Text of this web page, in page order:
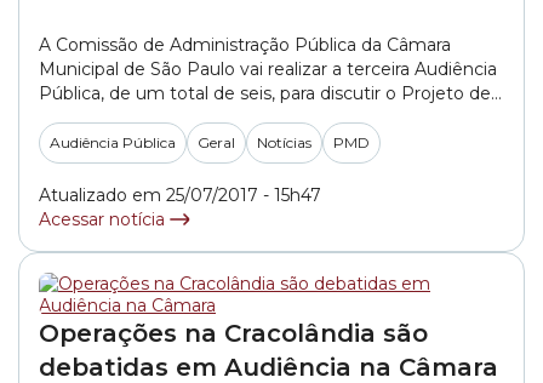
A Comissão de Administração Pública da Câmara
Municipal de São Paulo vai realizar a terceira Audiência
Pública, de um total de seis, para discutir o Projeto de
Lei (PL) 367/2017, do Executivo. A proposta prevê um
pacote de concessões de equipamentos e serviços
municipais que serão destinados à iniciativa privada.
Audiência Pública Geral Notícias PMD
Atualizado em 25/07/2017 - 15h47
Acessar notícia
Operações na Cracolândia são
debatidas em Audiência na Câmara